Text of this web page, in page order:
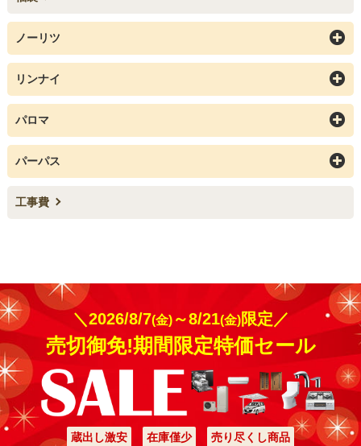
ノーリツ
リンナイ
パロマ
パーパス
工事費
＼2026/8/7(金)～8/21(金)限定／
売切御免!期間限定特価セール
蔵出し激安 在庫僅少 売り尽くし商品